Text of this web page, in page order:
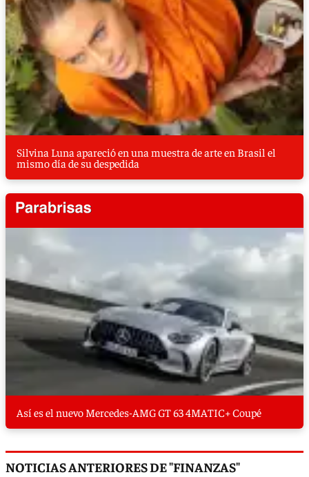
Silvina Luna apareció en una muestra de arte en Brasil el
mismo día de su despedida
Así es el nuevo Mercedes-AMG GT 63 4MATIC+ Coupé
NOTICIAS ANTERIORES DE "FINANZAS"